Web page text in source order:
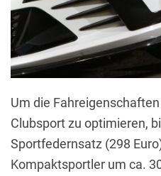
Um die
Clubsport zu optimieren,
Sportfedernsatz (298
Kompaktsportler um ca.